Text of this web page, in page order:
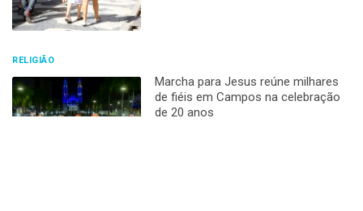
RELIGIÃO
Marcha para Jesus reúne milhares
de fiéis em Campos na celebração
de 20 anos